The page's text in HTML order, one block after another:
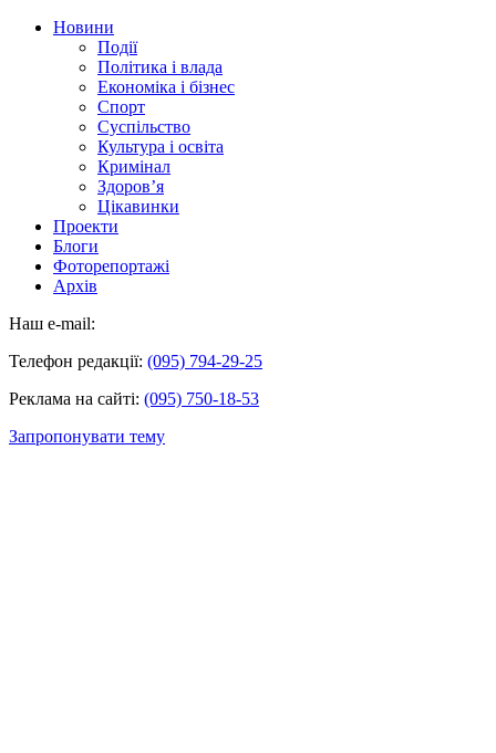
Новини
Події
Політика і влада
Економіка і бізнес
Спорт
Суспільство
Культура і освіта
Кримінал
Здоров’я
Цікавинки
Проекти
Блоги
Фоторепортажі
Архів
Наш e-mail:
Телефон редакції: (095) 794-29-25
Реклама на сайті: (095) 750-18-53
Запропонувати тему